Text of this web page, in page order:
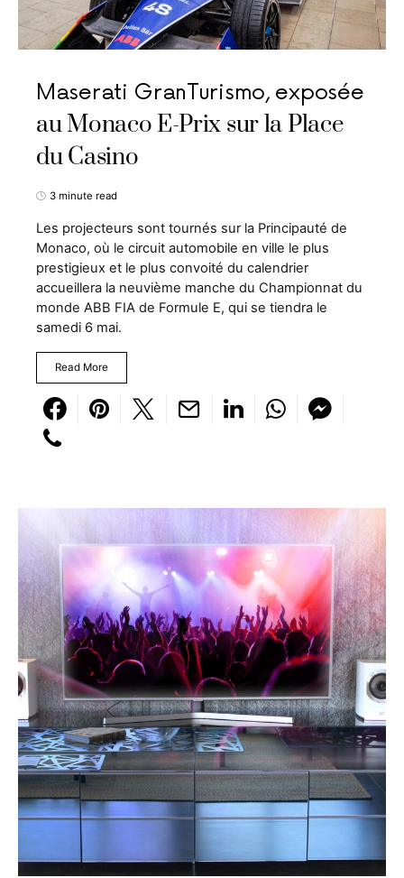
Maserati GranTurismo, exposée
au Monaco E-Prix sur la Place
du Casino
3 minute read
Les projecteurs sont tournés sur la Principauté de
Monaco, où le circuit automobile en ville le plus
prestigieux et le plus convoité du calendrier
accueillera la neuvième manche du Championnat du
monde ABB FIA de Formule E, qui se tiendra le
samedi 6 mai.
Read More